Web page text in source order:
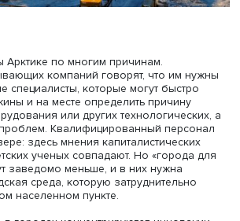
Зарплата специалиста даже
нередко ниже, чем работника
факторов изменения духа
подвиг и не фронтир, а просто
автор книги.
вопрос: нужны ли сегодня
города с высокой стоимостью
Надежда Замятина
нельзя считать альтернативой
развиваться не вместо, но